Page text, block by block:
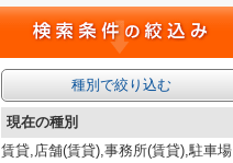
種別で絞り込む
現在の種別
賃貸,店舗(賃貸),事務所(賃貸),駐車場